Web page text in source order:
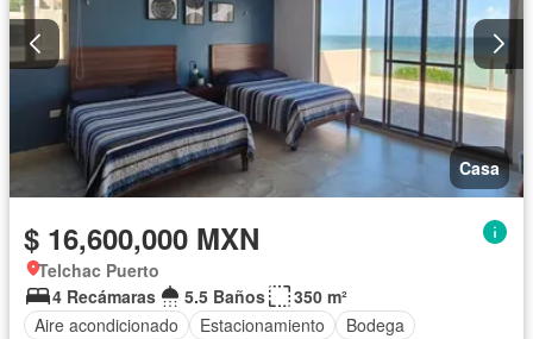
Casa
$ 16,600,000 MXN
Telchac Puerto
4 Recámaras
5.5 Baños
350 m²
Aire acondicionado
Estacionamiento
Bodega